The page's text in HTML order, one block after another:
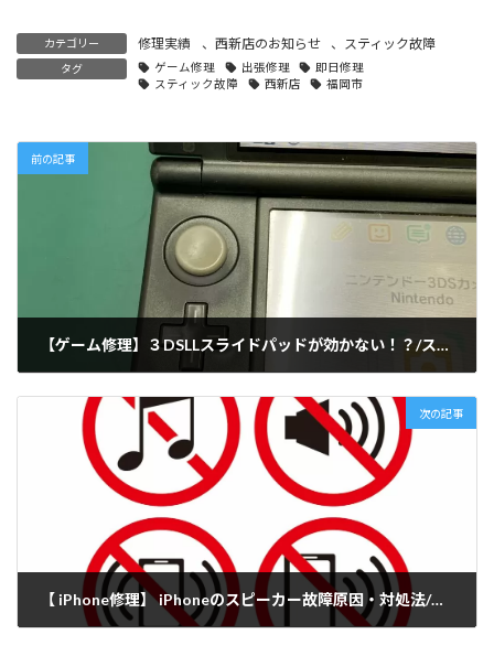
カテゴリー 修理実績 、 西新店のお知らせ 、 スティック故障
タグ ゲーム修理 出張修理
即日修理
スティック故障
西新店 福岡市
前の記事
【ゲーム修理】３DSLLスライドパッドが効かない！？/スライドパッド交換修理 (久留米店)
次の記事
【 iPhone修理】 iPhoneのスピーカー故障原因・対処法/出張修理 (久留米店)